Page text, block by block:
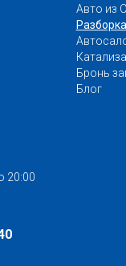
Авто из
Бронь
Блог
20:00